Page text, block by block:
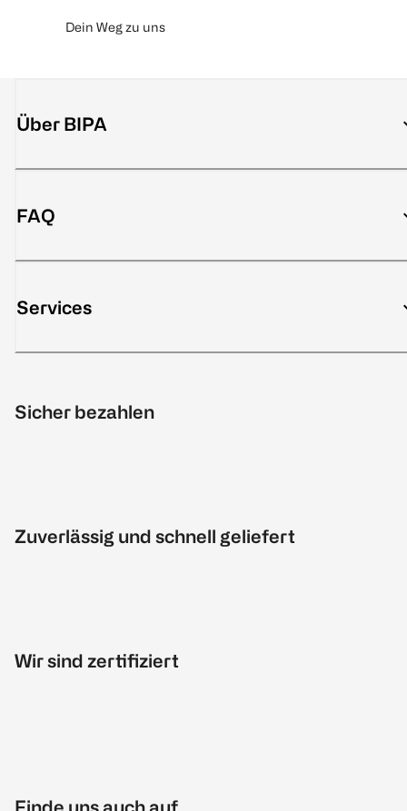
Dein Weg zu uns
Über BIPA
FAQ
Services
Sicher bezahlen
Zuverlässig und schnell geliefert
Wir sind zertifiziert